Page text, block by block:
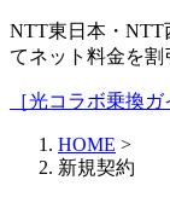
NTT東日本・NTT
てネット料金を割
［光コラボ乗換ガ
HOME >
新規契約